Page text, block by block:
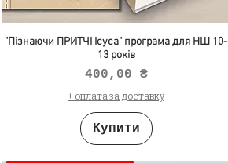
"Пізнаючи ПРИТЧІ Ісуса" програма для НШ 10-
13 років
Ціна
400,00 ₴
+ оплата за доставку
Купити